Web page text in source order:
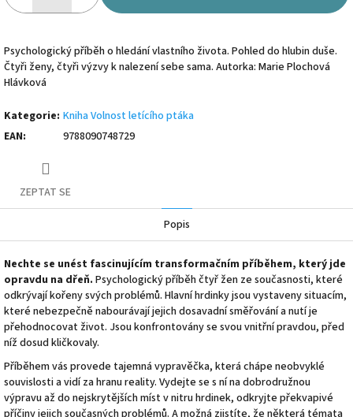
Psychologický příběh o hledání vlastního života. Pohled do hlubin duše.
Čtyři ženy, čtyři výzvy k nalezení sebe sama. Autorka: Marie Plochová
Hlávková
Kategorie: Kniha Volnost letícího ptáka
EAN: 9788090748729
ZEPTAT SE
Popis
Nechte se unést fascinujícím transformačním příběhem, který jde
opravdu na dřeň. Psychologický příběh čtyř žen ze současnosti, které
odkrývají kořeny svých problémů. Hlavní hrdinky jsou vystaveny situacím,
které nebezpečně nabourávají jejich dosavadní směřování a nutí je
přehodnocovat život. Jsou konfrontovány se svou vnitřní pravdou, před
níž dosud kličkovaly.
Příběhem vás provede tajemná vypravěčka, která chápe neobvyklé
souvislosti a vidí za hranu reality. Vydejte se s ní na dobrodružnou
výpravu až do nejskrytějších míst v nitru hrdinek, odkryjte překvapivé